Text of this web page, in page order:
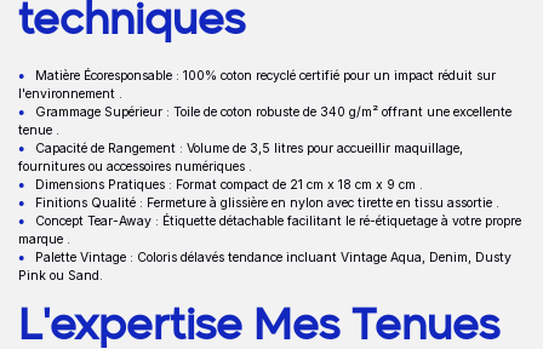
techniques
Matière Écoresponsable : 100% coton recyclé certifié pour un impact réduit sur
l'environnement .
Grammage Supérieur : Toile de coton robuste de 340 g/m² offrant une excellente
tenue .
Capacité de Rangement : Volume de 3,5 litres pour accueillir maquillage,
fournitures ou accessoires numériques .
Dimensions Pratiques : Format compact de 21 cm x 18 cm x 9 cm .
Finitions Qualité : Fermeture à glissière en nylon avec tirette en tissu assortie .
Concept Tear-Away : Étiquette détachable facilitant le ré-étiquetage à votre propre
marque .
Palette Vintage : Coloris délavés tendance incluant Vintage Aqua, Denim, Dusty
Pink ou Sand.
L'expertise Mes Tenues